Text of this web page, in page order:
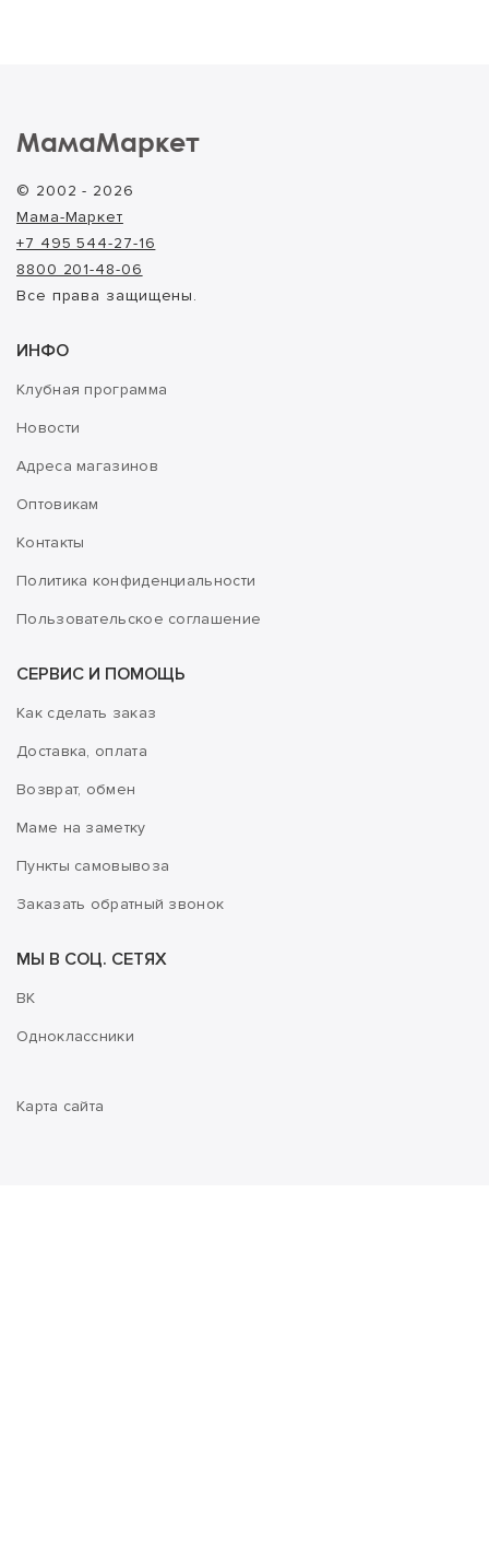
МамаМаркет
© 2002 - 2026
Мама-Маркет
+7 495 544-27-16
8800 201-48-06
Все права защищены.
ИНФО
Клубная программа
Новости
Адреса магазинов
Оптовикам
Контакты
Политика конфиденциальности
Пользовательское соглашение
СЕРВИС И ПОМОЩЬ
Как сделать заказ
Доставка, оплата
Возврат, обмен
Маме на заметку
Пункты самовывоза
Заказать обратный звонок
МЫ В СОЦ. СЕТЯХ
ВК
Одноклассники
Карта сайта